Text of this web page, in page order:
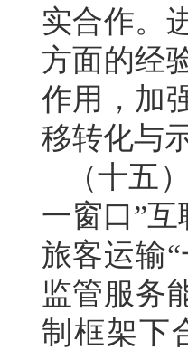
实合作。
方面的经
作用，加
移转化与
（十五
一窗口”
旅客运输
监管服务
制框架下